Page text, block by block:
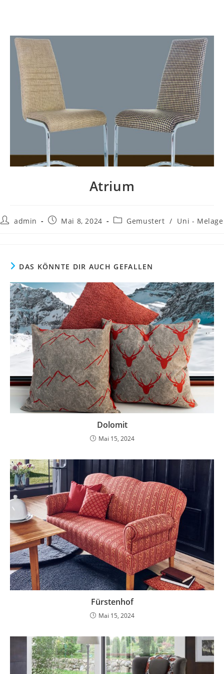
Atrium
Beitrags-
admin
BeitragMai 8, 2024
Beitrags-
Gemustert / Uni - Melage
DAS KÖNNTE DIR AUCH GEFALLEN
Dolomit
Mai 15, 2024
Fürstenhof
Mai 15, 2024